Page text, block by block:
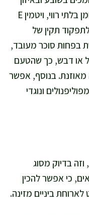
רמות סוכר בדם. הפקאנים מביאים שומן בלתי רווי, ויטמין E
תקין של
בפחות סוכר מעובד,
או דבש, כך שהטעם
בנוסף, אפשר
כדי ליהנות מפוליפנולים ונוגדי
בינוניות, וזה בדיוק מסוג
כי אפשר להכין
ביניים מזינה.